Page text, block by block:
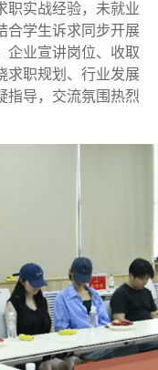
职实战经验，未就业
合学生诉求同步开展
企业宣讲岗位、收取
求职规划、行业发展
指导，交流氛围热烈